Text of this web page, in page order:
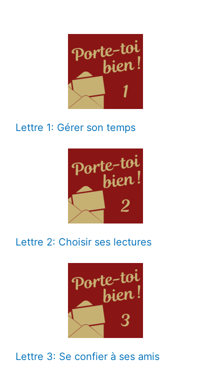
Lettre 1: Gérer son temps
Lettre 2: Choisir ses lectures
Lettre 3: Se confier à ses amis